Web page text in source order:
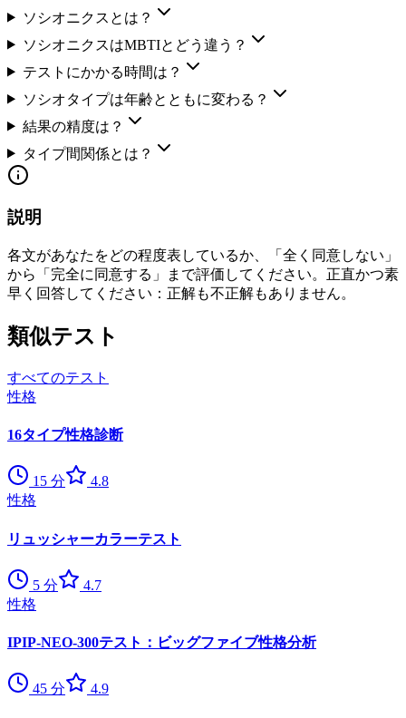
ソシオニクスとは？
ソシオニクスはMBTIとどう違う？
テストにかかる時間は？
ソシオタイプは年齢とともに変わる？
結果の精度は？
タイプ間関係とは？
説明
各文があなたをどの程度表しているか、「全く同意しない」
から「完全に同意する」まで評価してください。正直かつ素
早く回答してください：正解も不正解もありません。
類似テスト
すべてのテスト
性格
16タイプ性格診断
15 分
4.8
性格
リュッシャーカラーテスト
5 分
4.7
性格
IPIP-NEO-300テスト：ビッグファイブ性格分析
45 分 4.9